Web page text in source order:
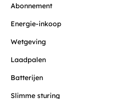
Abonnement
Energie-inkoop
Wetgeving
Laadpalen
Batterijen
Slimme sturing